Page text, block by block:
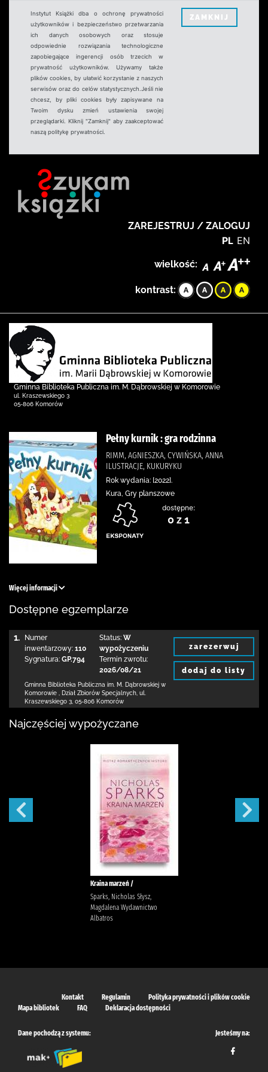
Instytut Książki dba o ochronę prywatności
użytkowników i bezpieczeństwo przetwarzania
ich danych osobowych oraz stosuje
odpowiednie rozwiązania technologiczne
zapobiegające ingerencji osób trzecich w
prywatność użytkowników. Używamy także
plików cookies, by ułatwić korzystanie z naszych
serwisów oraz do celów statystycznych.Jeśli nie
chcesz, by pliki cookies były zapisywane na
Twoim dysku zmień ustawienia swojej
przeglądarki. Kliknij "Zamknij" aby zaakceptować
naszą politykę prywatności.
ZAMKNIJ
ZAREJESTRUJ / ZALOGUJ
PL EN
wielkość:
kontrast:
Gminna Biblioteka Publiczna im. M. Dąbrowskiej w Komorowie
ul. Kraszewskiego 3
05-806 Komorów
Pełny kurnik : gra rodzinna
RIMM, AGNIESZKA, CYWIŃSKA, ANNA
ILUSTRACJE, KUKURYKU
Rok wydania: [2022].
Kura, Gry planszowe
dostępne:
0 z 1
Więcej informacji
Dostępne egzemplarze
1.
Numer
inwentarzowy: 110
Sygnatura: GP.794
Status: W
wypożyczeniu
Termin zwrotu:
2026/08/21
Gminna Biblioteka Publiczna im. M. Dąbrowskiej w
Komorowie
Dział Zbiorów Specjalnych, ul.
Kraszewskiego 3 05-806 Komorów
zarezerwuj
dodaj do listy
Najczęściej wypożyczane
Kraina marzeń /
Sparks, Nicholas Słysz,
Magdalena Wydawnictwo
Albatros
Kontakt Regulamin
Polityka prywatności i plików cookie
Mapa bibliotek
FAQ Deklaracja dostępności
Dane pochodzą z systemu: Jesteśmy na: